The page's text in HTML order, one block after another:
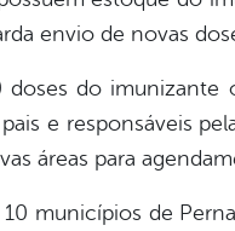
envio de novas
do imunizante
e responsáveis
áreas para
municípios de